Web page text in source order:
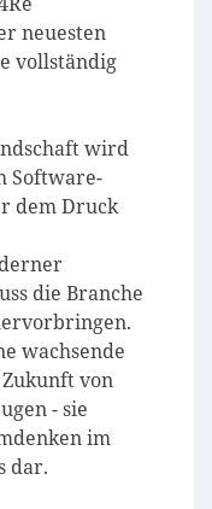
neuesten
vollständig
wird
Software-
dem Druck
die Branche
wachsende
von
- sie
im
dar.